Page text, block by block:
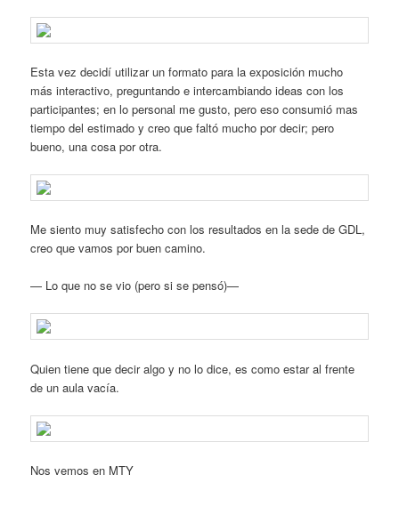
Esta vez decidí utilizar un formato para la exposición mucho
más interactivo, preguntando e intercambiando ideas con los
participantes; en lo personal me gusto, pero eso consumió mas
tiempo del estimado y creo que faltó mucho por decir; pero
bueno, una cosa por otra.
Me siento muy satisfecho con los resultados en la sede de GDL,
creo que vamos por buen camino.
— Lo que no se vio (pero si se pensó)—
Quien tiene que decir algo y no lo dice, es como estar al frente
de un aula vacía.
Nos vemos en MTY